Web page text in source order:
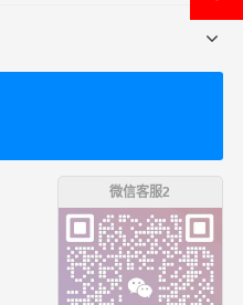
微信客服2